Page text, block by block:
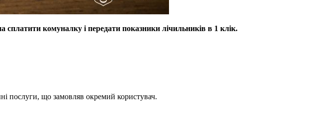
комуналку і передати показники лічильників в 1 клік.
послуги, що замовляв окремий користувач.